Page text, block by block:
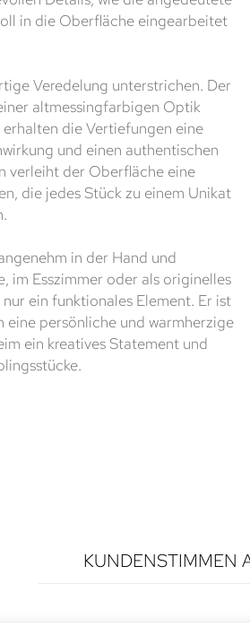
in die Oberfläche eingearbeitet
Veredelung unterstrichen. Der
altmessingfarbigen Optik
die Vertiefungen eine
und einen authentischen
verleiht der Oberfläche eine
die jedes Stück zu einem Unikat
in der Hand und
im Esszimmer oder als originelles
ein funktionales Element. Er ist
eine persönliche und warmherzige
ein kreatives Statement und
KUNDENSTIMMEN